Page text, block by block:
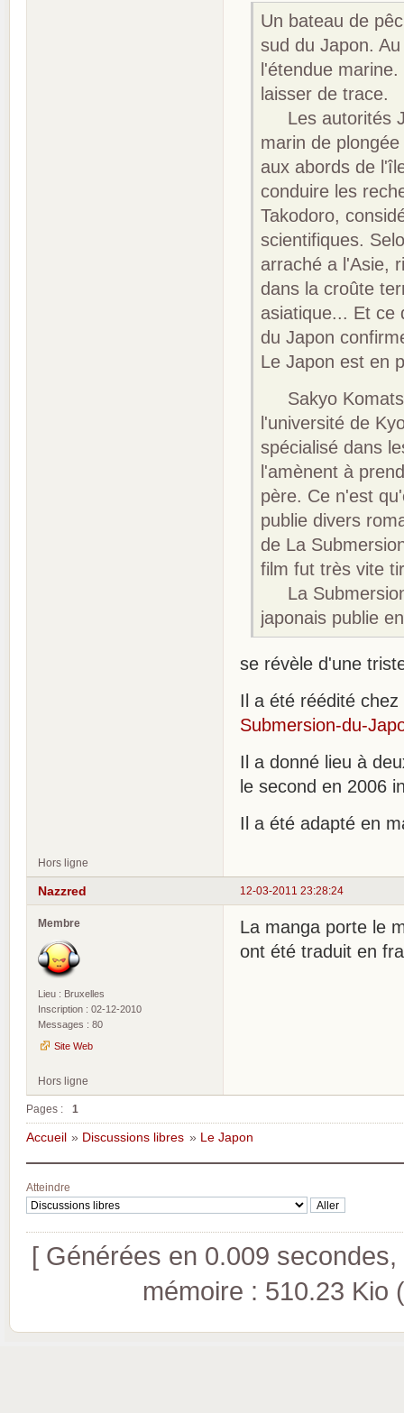
Un bateau de
sud du Japon.
l'étendue
laisser de trace.
Les autorités
marin de
aux abords de
conduire les
Takodoro,
scientifiques.
arraché a l'Asie,
dans la croûte
asiatique... Et ce
du Japon
Le Japon est en
Sakyo
l'université de
spécialisé dans
l'amènent à
père. Ce n'est
publie divers
de La
film fut très vite
La Submersion
japonais publie
se révèle d'une
Il a été réédité
Submersion-du-
Il a donné lieu à
le second en 2006
Il a été adapté en
Hors ligne
12-03-2011 23:28:24
Nazzred
Membre
Lieu : Bruxelles
Inscription : 02-12-2010
Messages : 80
Site Web
La manga porte le
ont été traduit en
Hors ligne
Pages : 1
Accueil » Discussions libres » Le Japon
Atteindre
[ Générées en 0.009
mémoire : 510.23 Kio